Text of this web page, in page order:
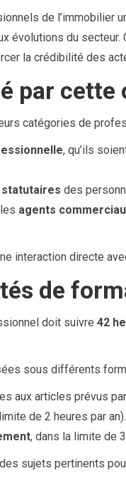
de l’immobilier
évolutions du
la crédibilité des
par cette
catégories de
, qu’ils
des
agents
interaction directe
de
doit suivre 42
sous différents
aux articles prévus
de 2 heures par an).
, dans la limite de
sujets pertinents